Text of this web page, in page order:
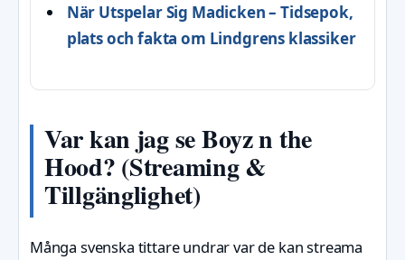
När Utspelar Sig Madicken – Tidsepok,
plats och fakta om Lindgrens klassiker
Var kan jag se Boyz n the
Hood? (Streaming &
Tillgänglighet)
Många svenska tittare undrar var de kan streama